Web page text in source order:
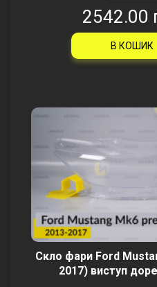
2542.00
В КОШИК
Скло фари Ford
2017) виступ